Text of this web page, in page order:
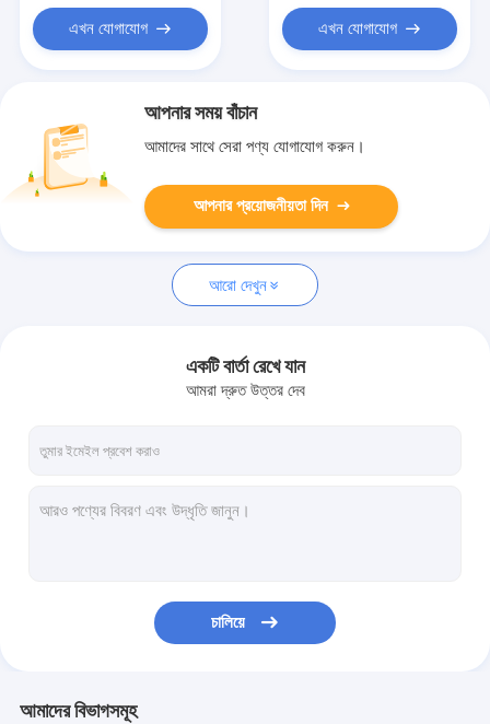
এখন যোগাযোগ এখন যোগাযোগ
আপনার সময় বাঁচান
আমাদের সাথে সেরা পণ্য যোগাযোগ করুন।
আপনার প্রয়োজনীয়তা দিন
আরো দেখুন
একটি বার্তা রেখে যান
আমরা দ্রুত উত্তর দেব
চালিয়ে
আমাদের বিভাগসমূহ